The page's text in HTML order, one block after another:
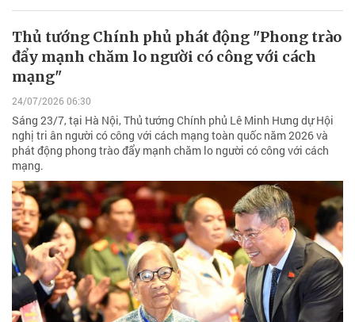
Thủ tướng Chính phủ phát động "Phong trào
đẩy mạnh chăm lo người có công với cách
mạng"
24/07/2026 06:30
Sáng 23/7, tại Hà Nội, Thủ tướng Chính phủ Lê Minh Hưng dự Hội
nghị tri ân người có công với cách mạng toàn quốc năm 2026 và
phát động phong trào đẩy mạnh chăm lo người có công với cách
mạng.